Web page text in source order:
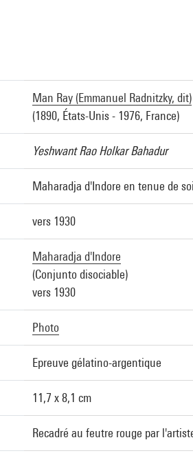
Man Ray (Emmanuel Radnitzky, dit)
(1890, États-Unis - 1976, France)
Yeshwant Rao Holkar Bahadur
Maharadja d'Indore en tenue de
vers 1930
Maharadja d'Indore
(Conjunto disociable)
vers 1930
Photo
Epreuve gélatino-argentique
11,7 x 8,1 cm
Recadré au feutre rouge par